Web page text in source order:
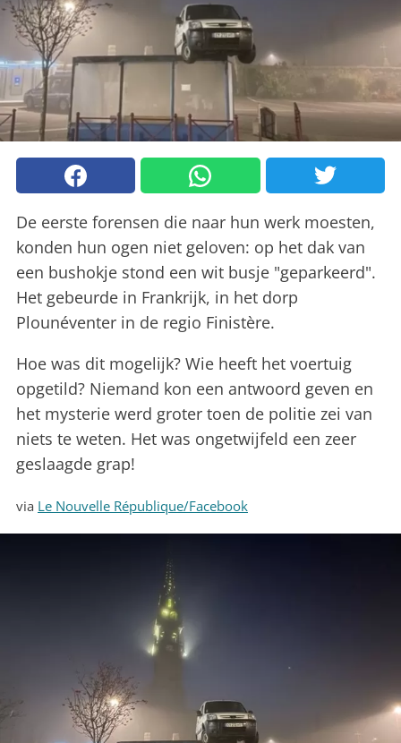
De eerste forensen die naar hun werk moesten,
konden hun ogen niet geloven: op het dak van
een bushokje stond een wit busje "geparkeerd".
Het gebeurde in Frankrijk, in het dorp
Plounéventer in de regio Finistère.
Hoe was dit mogelijk? Wie heeft het voertuig
opgetild? Niemand kon een antwoord geven en
het mysterie werd groter toen de politie zei van
niets te weten. Het was ongetwijfeld een zeer
geslaagde grap!
via Le Nouvelle République/Facebook